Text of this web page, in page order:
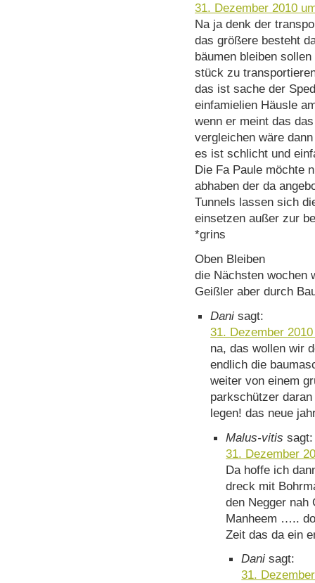
31. Dezember 2010
Na ja denk der
das größere besteht
bäumen bleiben
stück zu
das ist sache der
einfamielien Häusle
wenn er meint das
vergleichen wäre
es ist schlicht und
Die Fa Paule möchte
abhaben der da
Tunnels lassen sich
einsetzen außer zur
*grins
Oben Bleiben
die Nächsten
Geißler aber durch
Dani sagt:
31. Dezember
na, das wollen wir
endlich die
weiter von einem
parkschützer
legen! das neue
Malus-vitis sagt:
31. Dezember
Da hoffe ich
dreck mit
den Negger
Manheem …..
Zeit das da ein
Dani sagt:
31.